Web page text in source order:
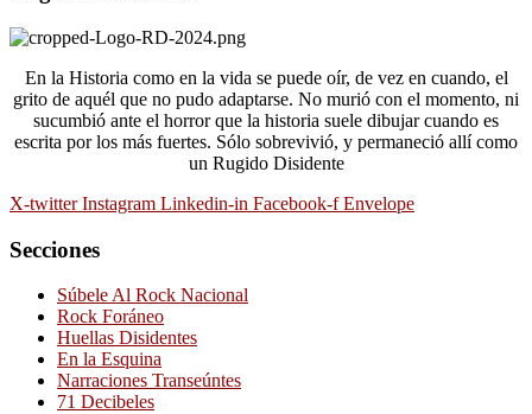
En la Historia como en la vida se puede oír, de vez en cuando, el
grito de aquél que no pudo adaptarse. No murió con el momento, ni
sucumbió ante el horror que la historia suele dibujar cuando es
escrita por los más fuertes. Sólo sobrevivió, y permaneció allí como
un Rugido Disidente
X-twitter Instagram Linkedin-in Facebook-f Envelope
Secciones
Súbele Al Rock Nacional
Rock Foráneo
Huellas Disidentes
En la Esquina
Narraciones Transeúntes
71 Decibeles